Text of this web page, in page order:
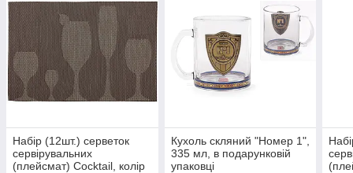
Набір (12шт.) серветок
сервірувальних
(плейсмат) Сocktail, колір
Кухоль скляний "Номер 1",
335 мл, в подарунковій
упаковці